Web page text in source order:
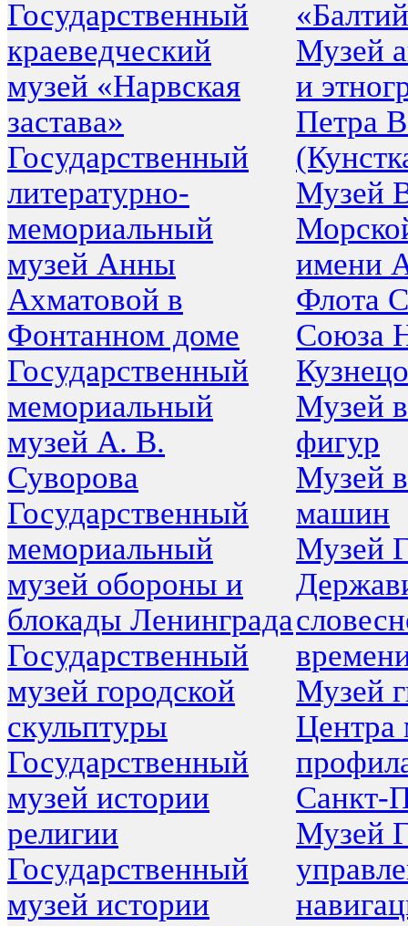
Государственный
краеведческий
музей «Нарвская
застава»
Государственный
литературно-
мемориальный
музей Анны
Ахматовой в
Фонтанном доме
Государственный
мемориальный
музей А. В.
Суворова
Государственный
мемориальный
музей обороны и
блокады Ленинграда
Государственный
музей городской
скульптуры
Государственный
музей истории
религии
Государственный
музей истории
Музей
и
Петра
Музей
имени
Флота
Союза
Музей
фигур
Музей
машин
Музей
Музей
Центра
Санкт-
Музей